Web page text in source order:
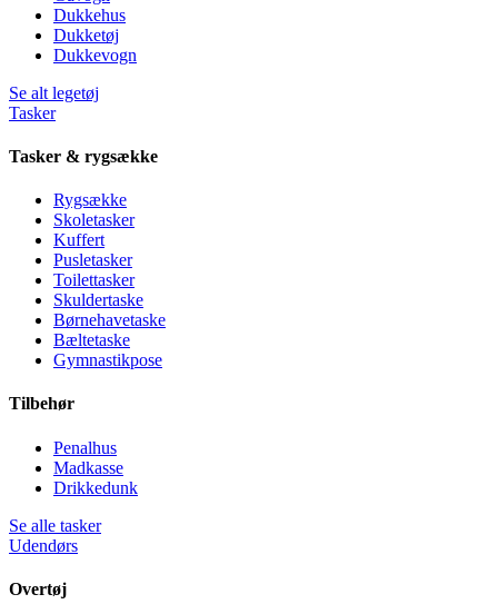
Dukkehus
Dukketøj
Dukkevogn
Se alt legetøj
Tasker
Tasker & rygsække
Rygsække
Skoletasker
Kuffert
Pusletasker
Toilettasker
Skuldertaske
Børnehavetaske
Bæltetaske
Gymnastikpose
Tilbehør
Penalhus
Madkasse
Drikkedunk
Se alle tasker
Udendørs
Overtøj